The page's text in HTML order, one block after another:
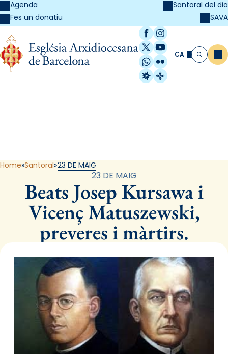
Agenda
Fes un donatiu
Santoral del dia
SAVA
Facebook
Instagram
X / Twitter
YouTube
WhatsApp
Flickr
Radio Estel
Catalunya
CA Cerca
Home Santoral 23 DE MAIG
23 DE MAIG
Beats Josep Kursawa i
Vicenç Matuszewski,
preveres i màrtirs.